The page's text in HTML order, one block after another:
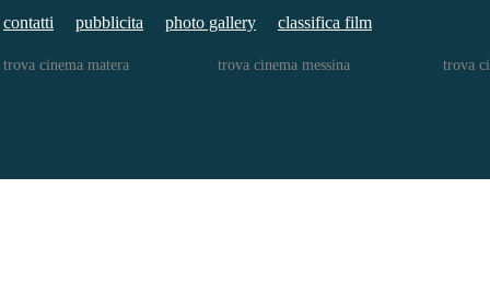
contatti pubblicita photo gallery classifica film
trova cinema matera trova cinema messina trova